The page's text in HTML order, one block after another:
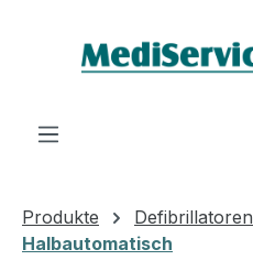
Produkte Defibrillatoren
Halbautomatisch